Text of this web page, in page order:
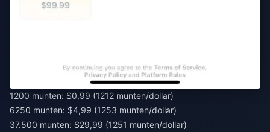
1200 munten: $0,99 (1212 munten/dollar)
6250 munten: $4,99 (1253 munten/dollar)
37.500 munten: $29,99 (1251 munten/dollar)